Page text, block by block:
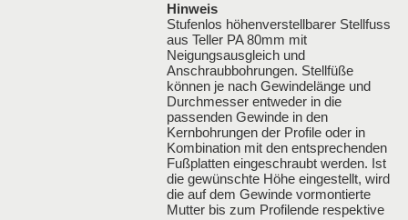
Hinweis
Stufenlos höhenverstellbarer Stellfuss
aus Teller PA 80mm mit
Neigungsausgleich und
Anschraubbohrungen. Stellfüße
können je nach Gewindelänge und
Durchmesser entweder in die
passenden Gewinde in den
Kernbohrungen der Profile oder in
Kombination mit den entsprechenden
Fußplatten eingeschraubt werden. Ist
die gewünschte Höhe eingestellt, wird
die auf dem Gewinde vormontierte
Mutter bis zum Profilende respektive